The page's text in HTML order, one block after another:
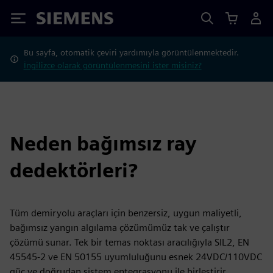
Siemens
Bu sayfa, otomatik çeviri yardımıyla görüntülenmektedir.
İngilizce olarak görüntülenmesini ister misiniz?
Neden bağımsız ray
dedektörleri?
Tüm demiryolu araçları için benzersiz, uygun maliyetli,
bağımsız yangın algılama çözümümüz tak ve çalıştır
çözümü sunar. Tek bir temas noktası aracılığıyla SIL2, EN
45545-2 ve EN 50155 uyumluluğunu esnek 24VDC/110VDC